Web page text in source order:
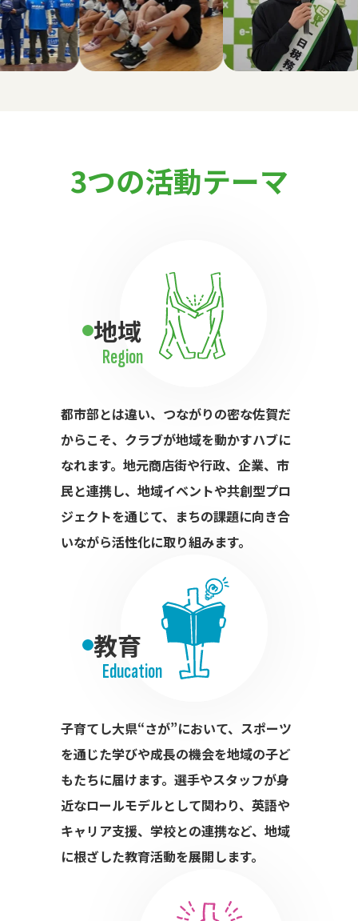
3つの活動テーマ
地域
Region
都市部とは違い、つながりの密な佐賀だ
からこそ、クラブが地域を動かすハブに
なれます。地元商店街や行政、企業、市
民と連携し、地域イベントや共創型プロ
ジェクトを通じて、まちの課題に向き合
いながら活性化に取り組みます。
教育
Education
子育てし大県“さが”において、スポーツ
を通じた学びや成長の機会を地域の子ど
もたちに届けます。選手やスタッフが身
近なロールモデルとして関わり、英語や
キャリア支援、学校との連携など、地域
に根ざした教育活動を展開します。